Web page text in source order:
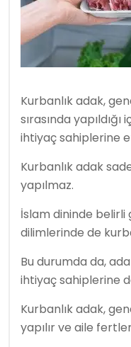
Kurbanlık adak,
sırasında
ihtiyaç sahiplerine et
Kurbanlık adak
yapılmaz.
İslam dininde
dilimlerinde de
Bu durumda da,
ihtiyaç sahiplerine
Kurbanlık adak,
yapılır ve aile